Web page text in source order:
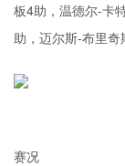
板4助，温德尔-卡
助，迈尔斯-布里奇
赛况